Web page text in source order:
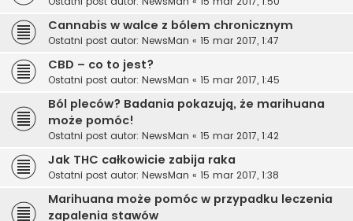
Cannabis w walce z bólem chronicznym
Ostatni post autor: NewsMan « 15 mar 2017, 1:47
CBD – co to jest?
Ostatni post autor: NewsMan « 15 mar 2017, 1:45
Ból pleców? Badania pokazują, że marihuana
może pomóc!
Ostatni post autor: NewsMan « 15 mar 2017, 1:42
Jak THC całkowicie zabija raka
Ostatni post autor: NewsMan « 15 mar 2017, 1:38
Marihuana może pomóc w przypadku leczenia
zapalenia stawów